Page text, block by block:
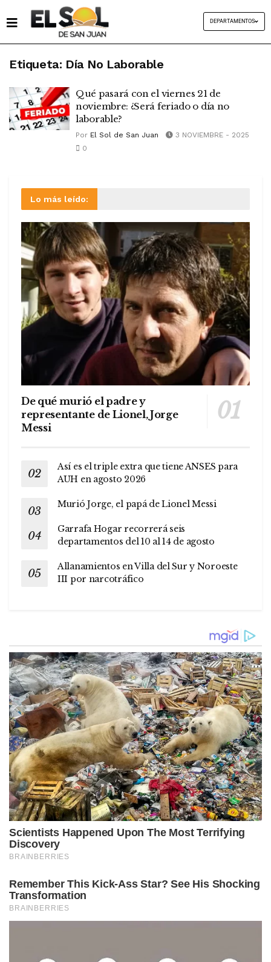
DEPARTAMENTOS
Etiqueta: Día No Laborable
Qué pasará con el viernes 21 de
noviembre: ¿Será feriado o día no
laborable?
Por El Sol de San Juan
3 NOVIEMBRE - 2025
0
Lo más leído:
De qué murió el padre y
representante de Lionel, Jorge
Messi
Así es el triple extra que tiene ANSES para
AUH en agosto 2026
Murió Jorge, el papá de Lionel Messi
Garrafa Hogar recorrerá seis
departamentos del 10 al 14 de agosto
Allanamientos en Villa del Sur y Noroeste
III por narcotráfico